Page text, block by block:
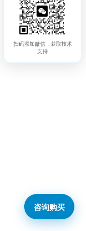
扫码添加微信，获取技术
支持
咨询购买